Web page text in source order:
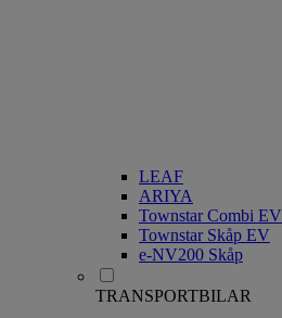
LEAF
ARIYA
Townstar Combi EV
Townstar Skåp EV
e-NV200 Skåp
TRANSPORTBILAR